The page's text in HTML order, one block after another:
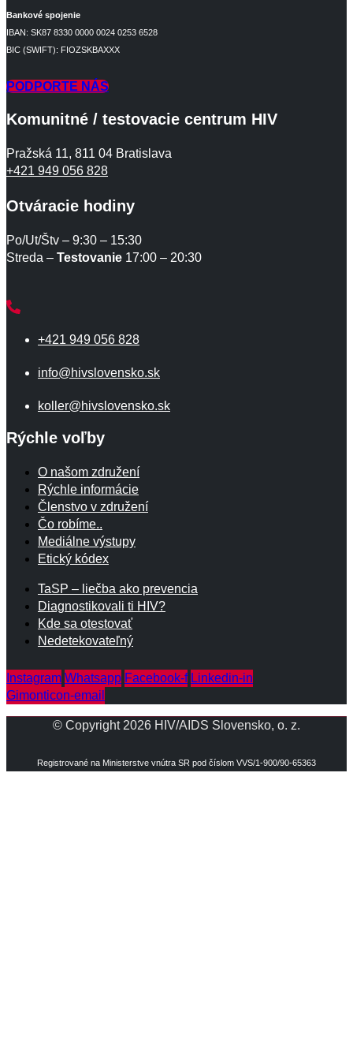
Bankové spojenie
IBAN: SK87 8330 0000 0024 0253 6528
BIC (SWIFT): FIOZSKBAXXX
PODPORTE NÁS
Komunitné / testovacie centrum HIV
Pražská 11, 811 04 Bratislava
+421 949 056 828
Otváracie hodiny
Po/Ut/Štv – 9:30 – 15:30
Streda – Testovanie 17:00 – 20:30
+421 949 056 828
info@hivslovensko.sk
koller@hivslovensko.sk
Rýchle voľby
O našom združení
Rýchle informácie
Členstvo v združení
Čo robíme..
Mediálne výstupy
Etický kódex
TaSP – liečba ako prevencia
Diagnostikovali ti HIV?
Kde sa otestovať
Nedetekovateľný
Instagram Whatsapp Facebook-f Linkedin-in
Gimonticon-email
© Copyright 2026 HIV/AIDS Slovensko, o. z.
Registrované na Ministerstve vnútra SR pod číslom VVS/1-900/90-65363